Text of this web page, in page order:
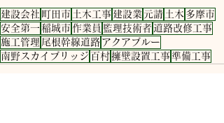
建設会社 町田市 土木工事 建設業 元請 土木 多摩市
安全第一 稲城市 作業員 監理技術者 道路改修工事
施工管理 尾根幹線道路 アクアブルー
南野スカイブリッジ 百村 擁壁設置工事 準備工事